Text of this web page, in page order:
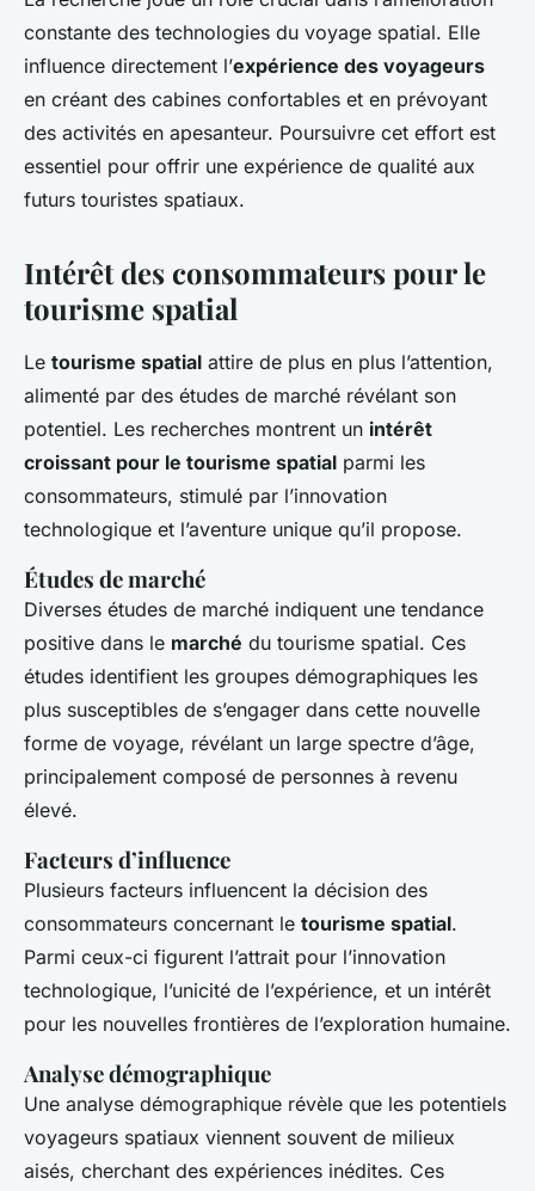
constante des technologies du voyage spatial. Elle
influence directement l’expérience des voyageurs
en créant des cabines confortables et en prévoyant
des activités en apesanteur. Poursuivre cet effort est
essentiel pour offrir une expérience de qualité aux
futurs touristes spatiaux.
Intérêt des consommateurs pour le
tourisme spatial
Le tourisme spatial attire de plus en plus l’attention,
alimenté par des études de marché révélant son
potentiel. Les recherches montrent un intérêt
croissant pour le tourisme spatial parmi les
consommateurs, stimulé par l’innovation
technologique et l’aventure unique qu’il propose.
Études de marché
Diverses études de marché indiquent une tendance
positive dans le marché du tourisme spatial. Ces
études identifient les groupes démographiques les
plus susceptibles de s’engager dans cette nouvelle
forme de voyage, révélant un large spectre d’âge,
principalement composé de personnes à revenu
élevé.
Facteurs d’influence
Plusieurs facteurs influencent la décision des
consommateurs concernant le tourisme spatial.
Parmi ceux-ci figurent l’attrait pour l’innovation
technologique, l’unicité de l’expérience, et un intérêt
pour les nouvelles frontières de l’exploration humaine.
Analyse démographique
Une analyse démographique révèle que les potentiels
voyageurs spatiaux viennent souvent de milieux
aisés, cherchant des expériences inédites. Ces